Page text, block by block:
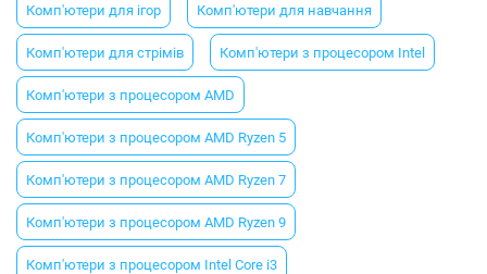
Комп'ютери для ігор Комп'ютери для навчання
Комп'ютери для стрімів Комп'ютери з процесором Intel
Комп'ютери з процесором AMD
Комп'ютери з процесором AMD Ryzen 5
Комп'ютери з процесором AMD Ryzen 7
Комп'ютери з процесором AMD Ryzen 9
Комп'ютери з процесором Intel Core i3